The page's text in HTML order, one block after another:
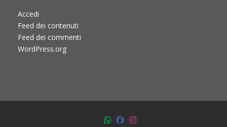
Accedi
Feed dei contenuti
Feed dei commenti
WordPress.org